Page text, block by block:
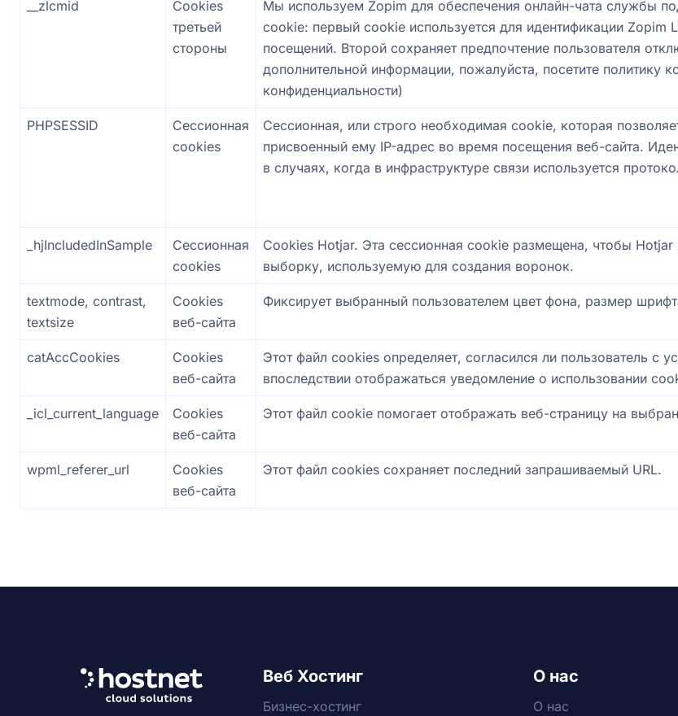
__zlcmid
Cookies
третьей
стороны
Мы используем Zopim для обеспечения онлайн-чата службы
cookie: первый cookie используется для идентификации Zopim
посещений. Второй сохраняет предпочтение пользователя
дополнительной информации, пожалуйста, посетите политику
конфиденциальности)
PHPSESSID
Сессионная
cookies
Сессионная, или строго необходимая cookie, которая
присвоенный ему IP-адрес во время посещения веб-сайта.
в случаях, когда в инфраструктуре связи используется
_hjIncludedInSample
Сессионная
cookies
Cookies Hotjar. Эта сессионная cookie размещена, чтобы Hotjar
выборку, используемую для создания воронок.
textmode, contrast,
textsize
Cookies
веб-сайта
Фиксирует выбранный пользователем цвет фона, размер
catAccCookies
Cookies
веб-сайта
Этот файл cookies определяет, согласился ли пользователь с
впоследствии отображаться уведомление о использовании
_icl_current_language
Cookies
веб-сайта
Этот файл cookie помогает отображать веб-страницу на
wpml_referer_url
Cookies
веб-сайта
Этот файл cookies сохраняет последний запрашиваемый URL.
Веб Хостинг
Бизнес-хостинг
О нас
О нас